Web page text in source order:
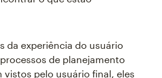
da experiência do usuário
de planejamento
vistos pelo usuário final, eles